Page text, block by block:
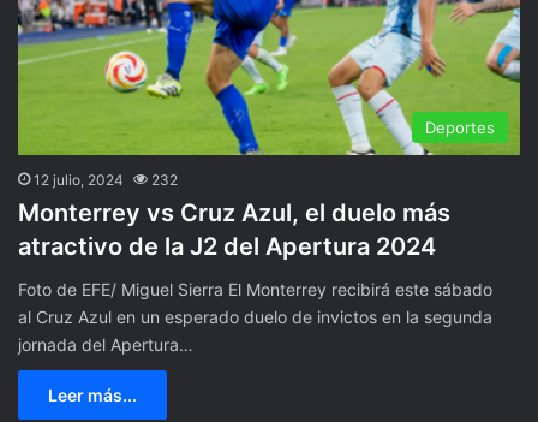
Deportes
12 julio, 2024 232
Monterrey vs Cruz Azul, el duelo más
atractivo de la J2 del Apertura 2024
Foto de EFE/ Miguel Sierra El Monterrey recibirá este sábado
al Cruz Azul en un esperado duelo de invictos en la segunda
jornada del Apertura…
Leer más...